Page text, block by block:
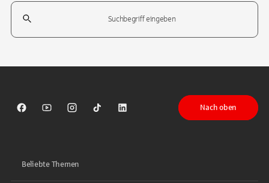
Suchfeld
Sparkasse auf Facebook
Sparkasse auf Youtube
Sparkasse auf Instagram
Sparkasse auf TikTok
Sparkasse auf LinkedIn
Nach oben
Beliebte Themen